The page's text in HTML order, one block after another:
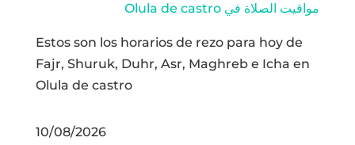
Olula de castro مواقيت الصلاة في
Estos son los horarios de rezo para hoy de
Fajr, Shuruk, Duhr, Asr, Maghreb e Icha en
Olula de castro
10/08/2026